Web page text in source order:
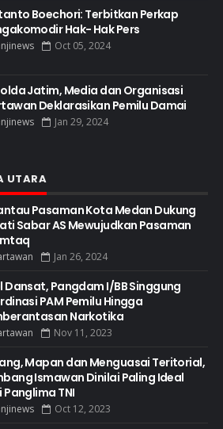
Boechori: Terbitkan Perkap
Hak- Hak Pers
Oct 05, 2024
Jatim, Media dan Organisasi
Deklarasikan Pemilu Damai
Jan 29, 2024
UTARA
Pasaman Kota Medan Dukung
Sabar AS Mewujudkan Pasaman
Jan 26, 2024
Dansat, Pangdam I/BB Singgung
PAM Pemilu Hingga
Narkotika
Nov 11, 2023
Mapan dan Menguasai Teritorial,
Ismawan Dinilai Paling Ideal
Panglima TNI
Oct 12, 2023